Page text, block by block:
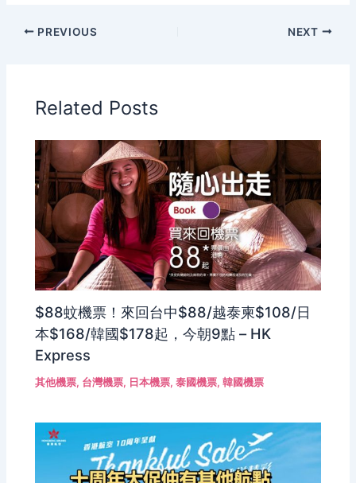
PREVIOUS NEXT
Related Posts
$88蚊機票！來回台中$88/越泰柬$108/日
本$168/韓國$178起，今朝9點 – HK
Express
其他機票, 台灣機票, 日本機票,泰國機票,韓國機票